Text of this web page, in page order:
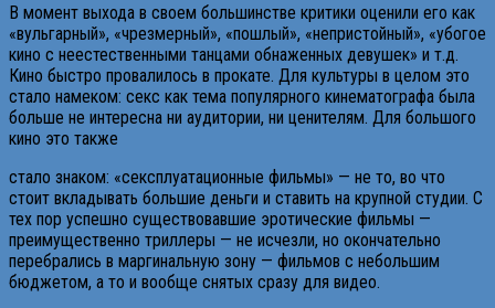
В момент выхода в своем большинстве критики оценили его как
«вульгарный», «чрезмерный», «пошлый», «непристойный», «убогое
кино с неестественными танцами обнаженных девушек» и т.д.
Кино быстро провалилось в прокате. Для культуры в целом это
стало намеком: секс как тема популярного кинематографа была
больше не интересна ни аудитории, ни ценителям. Для большого
кино это также
стало знаком: «сексплуатационные фильмы» — не то, во что
стоит вкладывать большие деньги и ставить на крупной студии. С
тех пор успешно существовавшие эротические фильмы —
преимущественно триллеры — не исчезли, но окончательно
перебрались в маргинальную зону — фильмов с небольшим
бюджетом, а то и вообще снятых сразу для видео.